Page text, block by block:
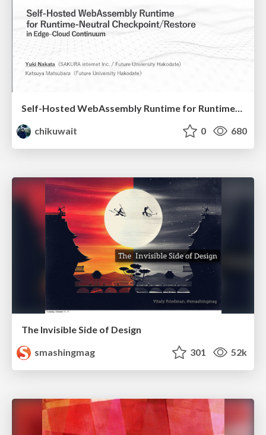
Self-Hosted WebAssembly Runtime for Runtime-Neutral Checkpoint/Restore in Edge–Cloud Continuum
chikuwait
0 680
The Invisible Side of Design
smashingmag
301 52k